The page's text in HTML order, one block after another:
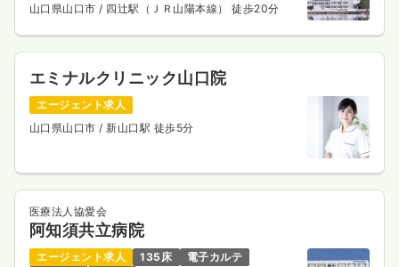
山口県山口市 / 四辻駅（ＪＲ山陽本線） 徒歩20分
エミナルクリニック山口院
エージェント求人
山口県山口市/ 新山口駅 徒歩5分
医療法人協愛会
阿知須共立病院
エージェント求人 135床
電子カルテ